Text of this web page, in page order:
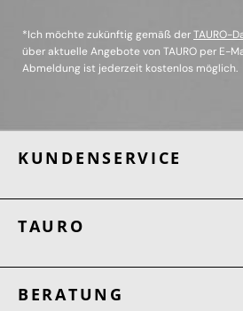
*Ich möchte zukünftig gemäß derTAURO-
über aktuelle Angebote von TAURO per E-
Abmeldung ist jederzeit kostenlos möglich.
KUNDENSERVICE
TAURO
BERATUNG